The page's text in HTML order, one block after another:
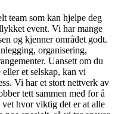
team som kan hjelpe deg
event. Vi har mange
og kjenner området godt.
organisering,
Uansett om du
et selskap, kan vi
Vi har et stort nettverk av
tett sammen med for å
hvor viktig det er at alle